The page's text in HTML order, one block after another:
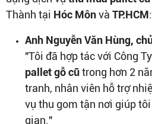
Thành tại Hóc Mônvà TP.HCM:
Anh Nguyễn Văn Hùng,
"Tôi đã hợp tác với Công
pallet gỗ cũtrong hơn 2
tranh, nhân viên hỗ trợ
vụ thu gom tận nơi giúp
gian."